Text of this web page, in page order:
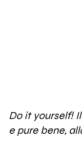
Do it yourself!
e pure bene,